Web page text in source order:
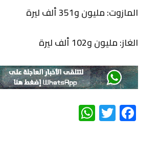
المازوت: مليون و351 ألف ليرة
الغاز: مليون و102 ألف ليرة
Facebook
Twitter
WhatsApp